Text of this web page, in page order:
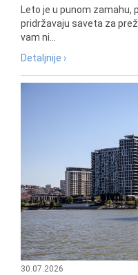
Leto je u punom zamahu,
pridržavaju saveta za
vam ni...
Detaljnije ›
30.07.2026